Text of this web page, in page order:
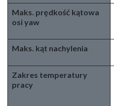
Maks. prędkość kątowa
osi yaw
Maks. kąt nachylenia
Zakres temperatury
pracy